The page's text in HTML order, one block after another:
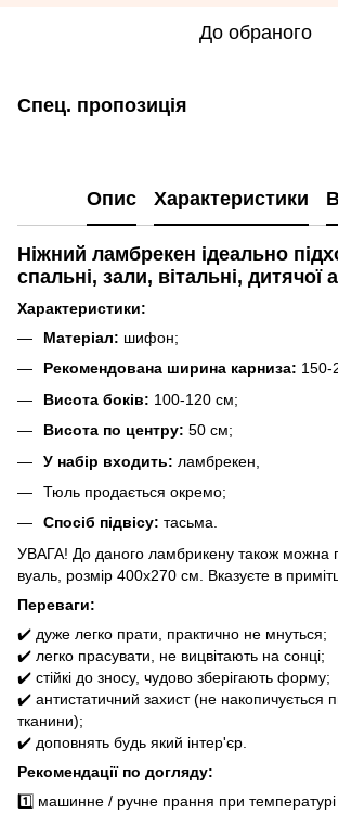
До обраного
Спец. пропозиція
Опис Характеристики
Ніжний ламбрекен ідеально
спальні, зали, вітальні, дитячої
Характеристики:
Матеріал: шифон;
Рекомендована ширина карниза: 150-
Висота боків: 100-120 см;
Висота по центру: 50 см;
У набір входить: ламбрекен,
Тюль продається окремо;
Спосіб підвісу: тасьма.
УВАГА! До даного ламбрикену також можна
вуаль, розмір 400х270 см. Вказуєте в
Переваги:
✔️ дуже легко прати, практично не мнуться;
✔️ легко прасувати, не вицвітають на сонці;
✔️ стійкі до зносу, чудово зберігають форму;
✔️ антистатичний захист (не накопичується
тканини);
✔️ доповнять будь який інтер'єр.
Рекомендації по догляду:
1️⃣ машинне / ручне прання при